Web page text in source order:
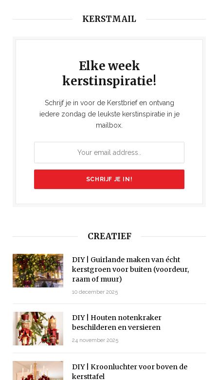
KERSTMAIL
Elke week
kerstinspiratie!
Schrijf je in voor de Kerstbrief en ontvang
iedere zondag de leukste kerstinspiratie in je
mailbox.
CREATIEF
DIY | Guirlande maken van écht
kerstgroen voor buiten (voordeur,
raam of muur)
10 december 2025
DIY | Houten notenkraker
beschilderen en versieren
24 november 2025
DIY | Kroonluchter voor boven de
kersttafel